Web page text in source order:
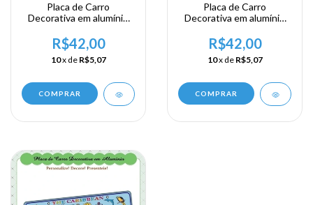
Placa de Carro
Decorativa em alumínio
ao Caribe
R$42,00
10x de R$5,07
COMPRAR
Placa de Carro
Decorativa em alumínio
ao Caribe
R$42,00
10x de R$5,07
COMPRAR